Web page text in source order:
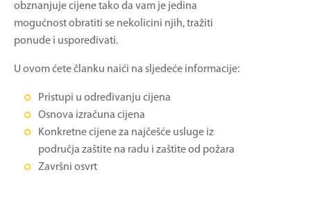
obznanjuje cijene tako da vam je jedina
mogućnost obratiti se nekolicini njih, tražiti
ponude i uspoređivati.
U ovom ćete članku naići na sljedeće informacije:
Pristupi u određivanju cijena
Osnova izračuna cijena
Konkretne cijene za najčešće usluge iz
područja zaštite na radu i zaštite od požara
Završni osvrt